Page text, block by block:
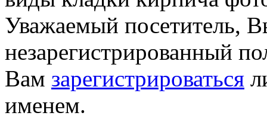
Уважаемый посетитель,
незарегистрированный
Вам зарегистрироваться
именем.